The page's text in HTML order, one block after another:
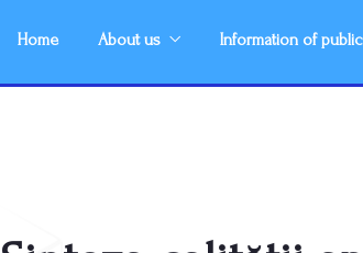
Home About us Information of